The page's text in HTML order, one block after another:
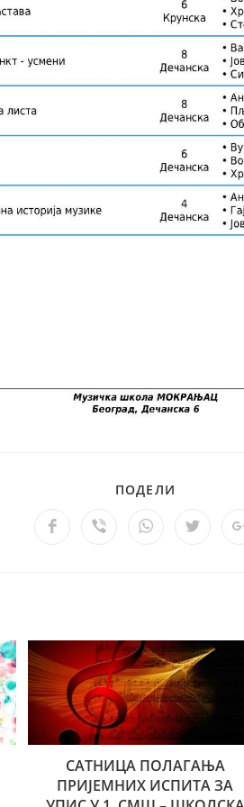
ПОДЕЛИ
САТНИЦА ПОЛАГАЊА
ПРИЈЕМНИХ ИСПИТА ЗА